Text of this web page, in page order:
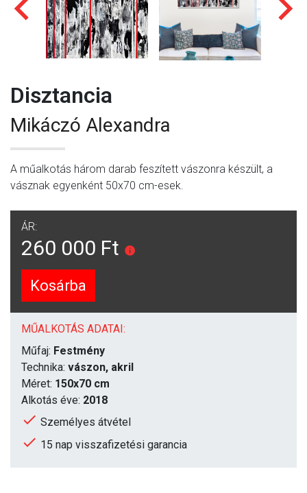
Disztancia
Mikáczó Alexandra
A műalkotás három darab feszített vászonra készült, a
vásznak egyenként 50x70 cm-esek.
ÁR:
260 000 Ft
Kosárba
MŰALKOTÁS ADATAI:
Műfaj: Festmény
Technika: vászon, akril
Méret: 150x70 cm
Alkotás éve: 2018
Személyes átvétel
15 nap visszafizetési garancia